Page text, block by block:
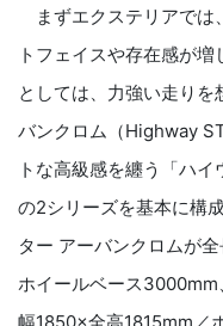
まずエクステリアでは
トフェイスや存在感が
としては、力強い走り
バンクロム（Highway
トな高級感を纏う「ハ
の2シリーズを基本に構
ター アーバンクロムが
ホイールベース